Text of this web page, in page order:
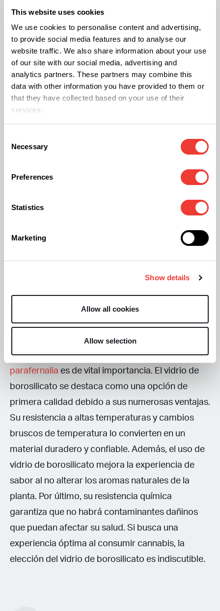
This website uses cookies
We use cookies to personalise content and advertising,
to provide social media features and to analyse our
website traffic. We also share information about your use
of our site with our social media, advertising and
analytics partners. These partners may combine this
data with other information you have provided to them or
that they have collected based on your use of their
services.
Selection
Necessary
Preferences
Statistics
Marketing
Show details
Allow all cookies
Allow selection
garantizando una experiencia duradera y segura.
Resistencia química
Gracias a su composición única, este tipo de
vidrio es capaz de resistir la corrosión de
utensilios de fumar. El borosilicato es un tipo de
de boro en su composición. Esta adición de boro
le confiere al vidrio de borosilicato una mayor
resistencia a la corrosión en comparación con
otros tipos de vidrio, como el vidrio común o el
vidrio fundido. La estructura molecular del vidrio
de borosilicato es más densa y compacta que la
del vidrio común, lo que le brinda una mayor
como los ácidos y las bases.
En conclusión, en el mundo del cannabis, la
elección del material adecuado para la
parafernalia es de vital importancia. El vidrio de
borosilicato se destaca como una opción de
primera calidad debido a sus numerosas ventajas.
Su resistencia a altas temperaturas y cambios
bruscos de temperatura lo convierten en un
material duradero y confiable. Además, el uso de
vidrio de borosilicato mejora la experiencia de
sabor al no alterar los aromas naturales de la
planta. Por último, su resistencia química
garantiza que no habrá contaminantes dañinos
que puedan afectar su salud. Si busca una
experiencia óptima al consumir cannabis, la
elección del vidrio de borosilicato es indiscutible.